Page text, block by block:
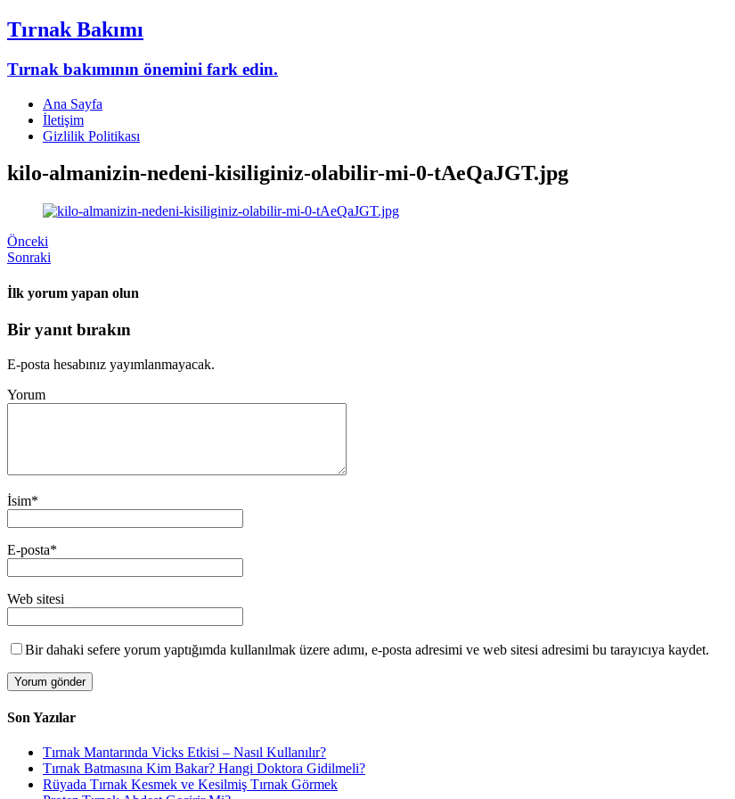
Tırnak Bakımı
Tırnak bakımının önemini fark edin.
Ana Sayfa
İletişim
Gizlilik Politikası
kilo-almanizin-nedeni-kisiliginiz-olabilir-mi-0-tAeQaJGT.jpg
Önceki
Sonraki
İlk yorum yapan olun
Bir yanıt bırakın
E-posta hesabınız yayımlanmayacak.
Yorum
İsim*
E-posta*
Web sitesi
Bir dahaki sefere yorum yaptığımda kullanılmak üzere adımı, e-posta adresimi ve web sitesi adresimi bu tarayıcıya kaydet.
Son Yazılar
Tırnak Mantarında Vicks Etkisi – Nasıl Kullanılır?
Tırnak Batmasına Kim Bakar? Hangi Doktora Gidilmeli?
Rüyada Tırnak Kesmek ve Kesilmiş Tırnak Görmek